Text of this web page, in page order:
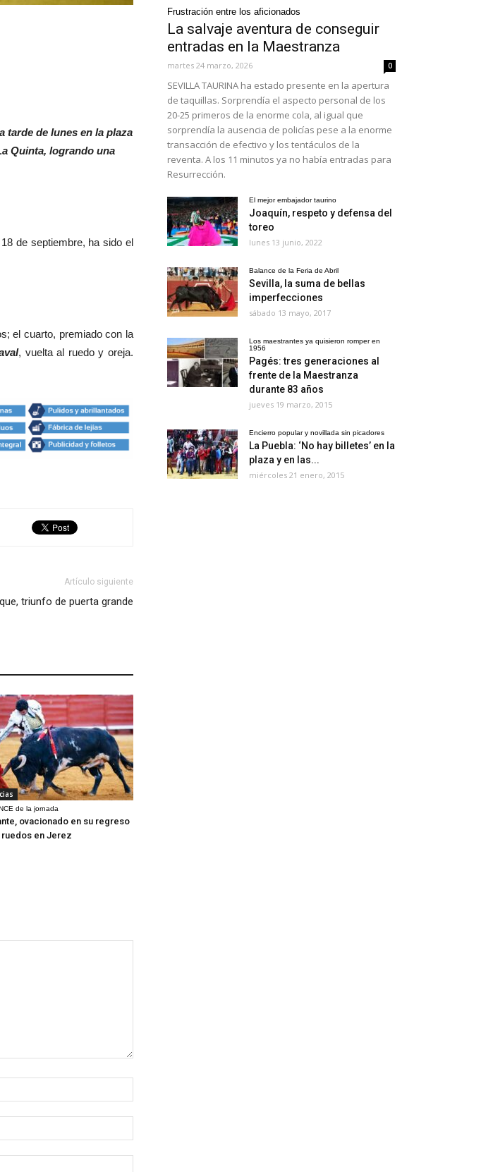
tarde de lunes en la plaza
Quinta, logrando una
de septiembre, ha sido el
el cuarto, premiado con la
, vuelta al ruedo y oreja.
Artículo siguiente
triunfo de puerta grande
de la jornada
ovacionado en su regreso
ruedos en Jerez
Frustración entre los aficionados
La salvaje aventura de conseguir
entradas en la Maestranza
martes 24 marzo, 2026 0
SEVILLA TAURINA ha estado presente en la apertura
de taquillas. Sorprendía el aspecto personal de los
20-25 primeros de la enorme cola, al igual que
sorprendía la ausencia de policías pese a la enorme
transacción de efectivo y los tentáculos de la
reventa. A los 11 minutos ya no había entradas para
Resurrección.
El mejor embajador taurino
Joaquín, respeto y defensa del
toreo
lunes 13 junio, 2022
Balance de la Feria de Abril
Sevilla, la suma de bellas
imperfecciones
sábado 13 mayo, 2017
Los maestrantes ya quisieron romper en
1956
Pagés: tres generaciones al
frente de la Maestranza
durante 83 años
jueves 19 marzo, 2015
Encierro popular y novillada sin picadores
La Puebla: ‘No hay billetes’ en la
plaza y en las...
miércoles 21 enero, 2015